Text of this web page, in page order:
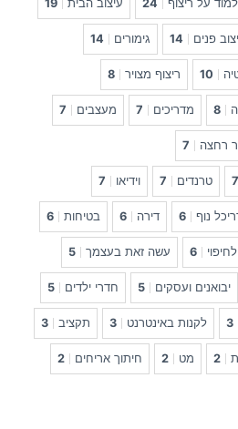
על ריצוף 24 עיצוב הבית 19
פנים 14 גימורים 14
10 ריצוף מצויר 8
8 מדריכים 7 מעצבים 7
רחצה 7
7 טרנדים 7 וידיאו 7
נוף 6 דירה 6 בטיחות 6
6 עשה זאת בעצמך 5
יבואנים ועסקים 5 חדרי ילדים 5
3 לקנות באינטרנט 3 תקציב 3
2 מט 2 חיתוך אריחים 2